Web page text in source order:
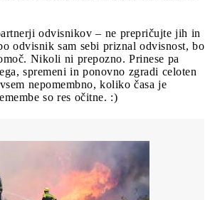
odvisnikov – ne prepričujte jih in
odvisnik sam sebi priznal odvisnost, bo
Nikoli ni prepozno. Prinese pa
spremeni in ponovno zgradi celoten
nepomembno, koliko časa je
so res očitne. :)